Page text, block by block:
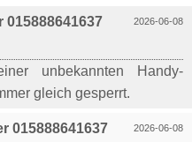
2026-06-08
015888641637
unbekannten Handy-
gleich gesperrt.
2026-06-08
015888641637